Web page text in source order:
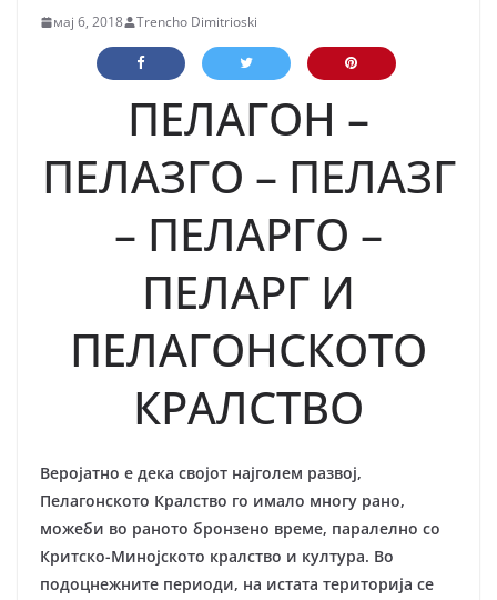
мај 6, 2018 Trencho Dimitrioski
ПЕЛАГОН –
ПЕЛАЗГО – ПЕЛАЗГ
– ПЕЛАРГО –
ПЕЛАРГ И
ПЕЛАГОНСКОТО
КРАЛСТВО
Веројатно е дека својот најголем развој,
Пелагонското Кралство го имало многу рано,
можеби во раното бронзено време, паралелно со
Критско-Минојското кралство и култура. Во
подоцнежните периоди, на истата територија се